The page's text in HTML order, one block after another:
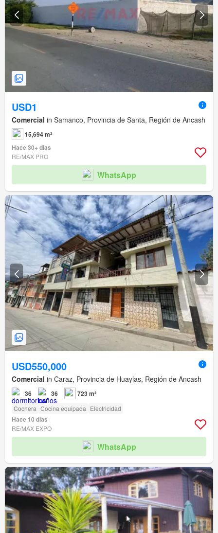
USD1
Comercial in Samanco, Provincia de Santa, Región de Ancash
15,694 m²
Hace 30+ días
RE/MAX PRO
WhatsApp
USD550,000
Comercial in Caraz, Provincia de Huaylas, Región de Ancash
36 36 723 m²
Cochera Cocina equipada Electricidad
Hace 10 días
RE/MAX EXPO
WhatsApp